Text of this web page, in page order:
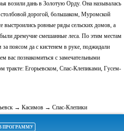
возили дань в Золотую Орду. Она называлась
дорогой, большаком, Муромской
выстроились ровные ряды сельских домов, а
дремучие смешанные леса. По этим местам
поясом да с кистенем в руке, поджидали
вас познакомиться с замечательными
тракте: Егорьевском, Спас-Клепиками, Гусем-
→ Касимов → Спас-Клепики
ПРОГРАММУ